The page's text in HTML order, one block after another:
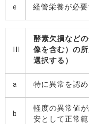
e 経管栄養が必要
III
酵素欠損など
像を含む）の
選択する）
a 特に異常を認
b
軽度の異常
安として正常